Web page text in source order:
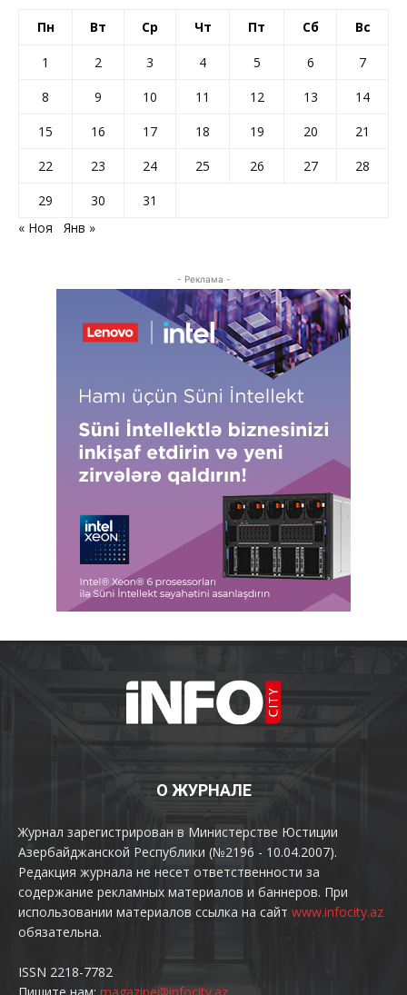
Пн Вт Ср Чт Пт Сб Вс
1 2 3 4 5 6
7
8
9 10 11 12 13
14
15
16 17 18 19 20
21
22
23 24 25 26 27
28
29
30
31
« Ноя
Янв »
- Реклама -
О ЖУРНАЛЕ
Журнал зарегистрирован в Министерстве Юстиции
Азербайджанской Республики (№2196 - 10.04.2007).
Редакция журнала не несет ответственности за
содержание рекламных материалов и баннеров. При
использовании материалов ссылка на сайт www.infocity.az
обязательна.
ISSN 2218-7782